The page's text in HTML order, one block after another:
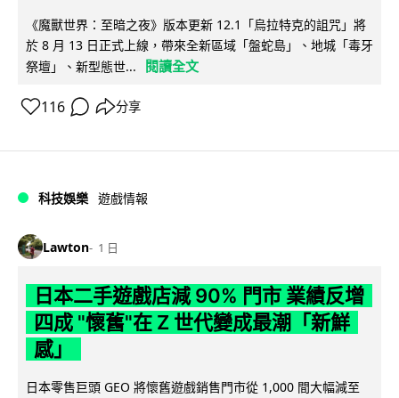
《魔獸世界：至暗之夜》版本更新 12.1「烏拉特克的詛咒」將
於 8 月 13 日正式上線，帶來全新區域「盤蛇島」、地城「毒牙
祭壇」、新型態世...
閱讀全文
116 分享
科技娛樂 遊戲情報
Lawton 1 日
日本二手遊戲店減 90% 門市 業績反增
四成 "懷舊"在 Z 世代變成最潮「新鮮
感」
日本零售巨頭 GEO 將懷舊遊戲銷售門市從 1,000 間大幅減至